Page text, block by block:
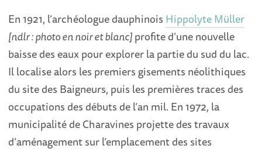
En 1921, l’archéologue dauphinois Hippolyte Müller
[ndlr : photo en noir et blanc]profite d’une nouvelle
baisse des eaux pour explorer la partie du sud du lac.
Il localise alors les premiers gisements néolithiques
du site des Baigneurs, puis les premières traces des
occupations des débuts de l’an mil. En 1972, la
municipalité de Charavines projette des travaux
d’aménagement sur l’emplacement des sites